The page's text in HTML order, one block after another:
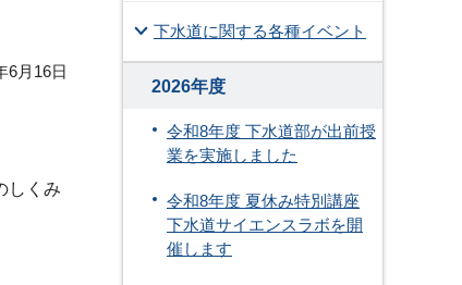
6月16日
しくみ
下水道に関する各種イベント
2026年度
令和8年度 下水道部が出前授
業を実施しました
令和8年度 夏休み特別講座
下水道サイエンスラボを開
催します